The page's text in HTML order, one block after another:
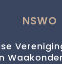
NSWO